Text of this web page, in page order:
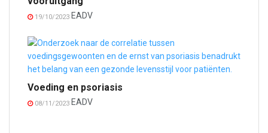
19/10/2023 EADV
Voeding en psoriasis
08/11/2023 EADV